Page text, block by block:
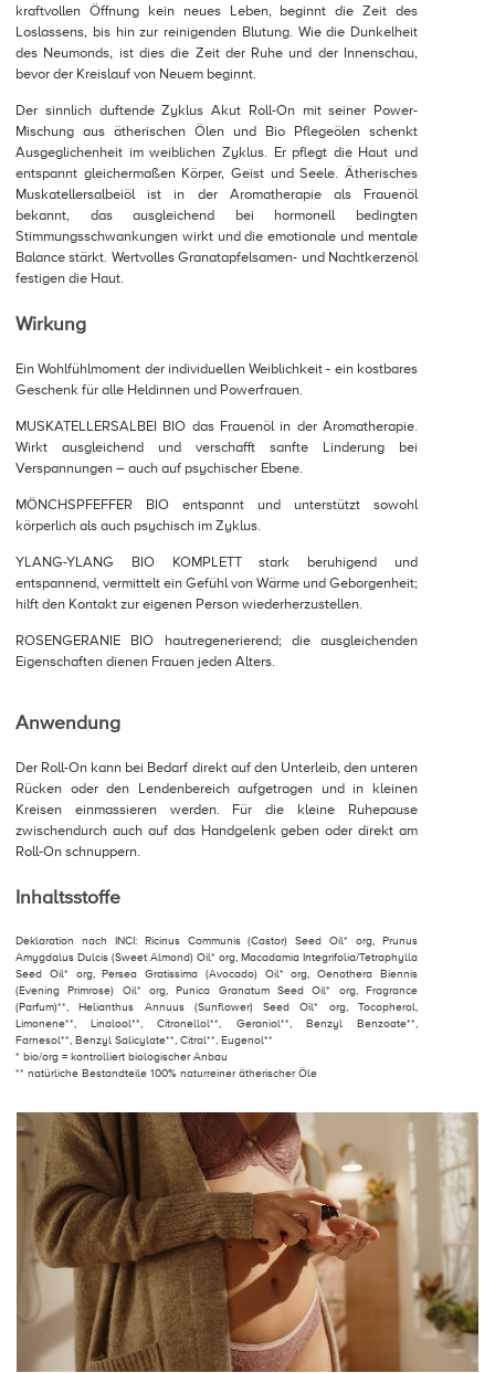
kraftvollen Öffnung kein neues Leben, beginnt die Zeit des
Loslassens, bis hin zur reinigenden Blutung. Wie die Dunkelheit
des Neumonds, ist dies die Zeit der Ruhe und der Innenschau,
bevor der Kreislauf von Neuem beginnt.
Der sinnlich duftende Zyklus Akut Roll-On mit seiner Power-
Mischung aus ätherischen Ölen und Bio Pflegeölen schenkt
Ausgeglichenheit im weiblichen Zyklus. Er pflegt die Haut und
entspannt gleichermaßen Körper, Geist und Seele. Ätherisches
Muskatellersalbeiöl ist in der Aromatherapie als Frauenöl
bekannt, das ausgleichend bei hormonell bedingten
Stimmungsschwankungen wirkt und die emotionale und mentale
Balance stärkt. Wertvolles Granatapfelsamen- und Nachtkerzenöl
festigen die Haut.
Wirkung
Ein Wohlfühlmoment der individuellen Weiblichkeit - ein kostbares
Geschenk für alle Heldinnen und Powerfrauen.
MUSKATELLERSALBEI BIO das Frauenöl in der Aromatherapie.
Wirkt ausgleichend und verschafft sanfte Linderung bei
Verspannungen – auch auf psychischer Ebene.
MÖNCHSPFEFFER BIO entspannt und unterstützt sowohl
körperlich als auch psychisch im Zyklus.
YLANG-YLANG BIO KOMPLETT stark beruhigend und
entspannend, vermittelt ein Gefühl von Wärme und Geborgenheit;
hilft den Kontakt zur eigenen Person wiederherzustellen.
ROSENGERANIE BIO hautregenerierend; die ausgleichenden
Eigenschaften dienen Frauen jeden Alters.
Anwendung
Der Roll-On kann bei Bedarf direkt auf den Unterleib, den unteren
Rücken oder den Lendenbereich aufgetragen und in kleinen
Kreisen einmassieren werden. Für die kleine Ruhepause
zwischendurch auch auf das Handgelenk geben oder direkt am
Roll-On schnuppern.
Inhaltsstoffe
Deklaration nach INCI: Ricinus Communis (Castor) Seed Oil* org, Prunus
Amygdalus Dulcis (Sweet Almond) Oil* org, Macadamia Integrifolia/Tetraphylla
Seed Oil* org, Persea Gratissima (Avocado) Oil* org, Oenothera Biennis
(Evening Primrose) Oil* org, Punica Granatum Seed Oil* org, Fragrance
(Parfum)**, Helianthus Annuus (Sunflower) Seed Oil* org, Tocopherol,
Limonene**, Linalool**, Citronellol**, Geraniol**, Benzyl Benzoate**,
Farnesol**, Benzyl Salicylate**, Citral**, Eugenol**
* bio/org = kontrolliert biologischer Anbau
** natürliche Bestandteile 100% naturreiner ätherischer Öle